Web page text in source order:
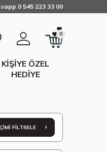
0 545 223 33 00
0
KIŞIYE ÖZEL
HEDIYE
FILTRELE